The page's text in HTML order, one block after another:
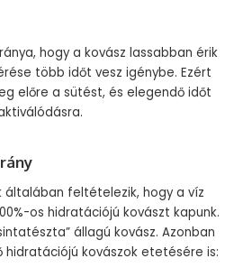
hogy a kovász lassabban érik
több időt vesz igénybe. Ezért
előre a sütést, és elegendő időt
általában feltételezik, hogy a víz
os hidratációjú kovászt kapunk.
állagú kovász. Azonban
kovászok etetésére is: